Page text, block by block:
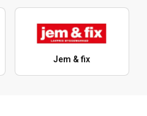
Jem & fix